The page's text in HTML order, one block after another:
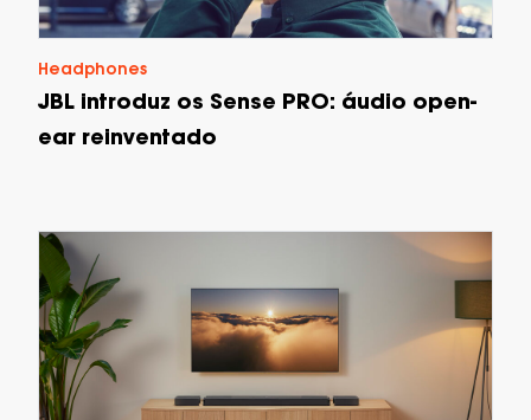
Headphones
JBL introduz os Sense PRO: áudio open-
ear reinventado